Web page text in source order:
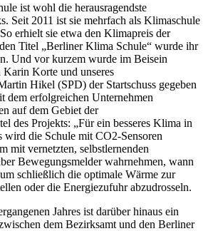
ist wohl die herausragendste
Seit 2011 ist sie mehrfach als Klimaschule
erhielt sie etwa den Klimapreis der
Titel „Berliner Klima Schule“ wurde ihr
Und vor kurzem wurde im Beisein
Karin Korte und unseres
Hikel (SPD) der Startschuss gegeben
dem erfolgreichen Unternehmen
auf dem Gebiet der
des Projekts: „Für ein besseres Klima in
wird die Schule mit CO2-Sensoren
mit vernetzten, selbstlernenden
Bewegungsmelder wahrnehmen, wann
schließlich die optimale Wärme zur
oder die Energiezufuhr abzudrosseln.
Jahres ist darüber hinaus ein
dem Bezirksamt und den Berliner